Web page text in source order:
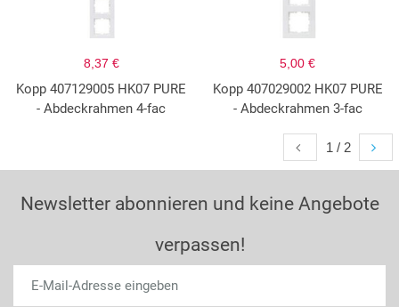
8,37 €
Kopp 407129005 HK07 PURE
- Abdeckrahmen 4-fac
5,00 €
Kopp 407029002 HK07 PURE
- Abdeckrahmen 3-fac
1 / 2
Newsletter abonnieren und keine Angebote
verpassen!